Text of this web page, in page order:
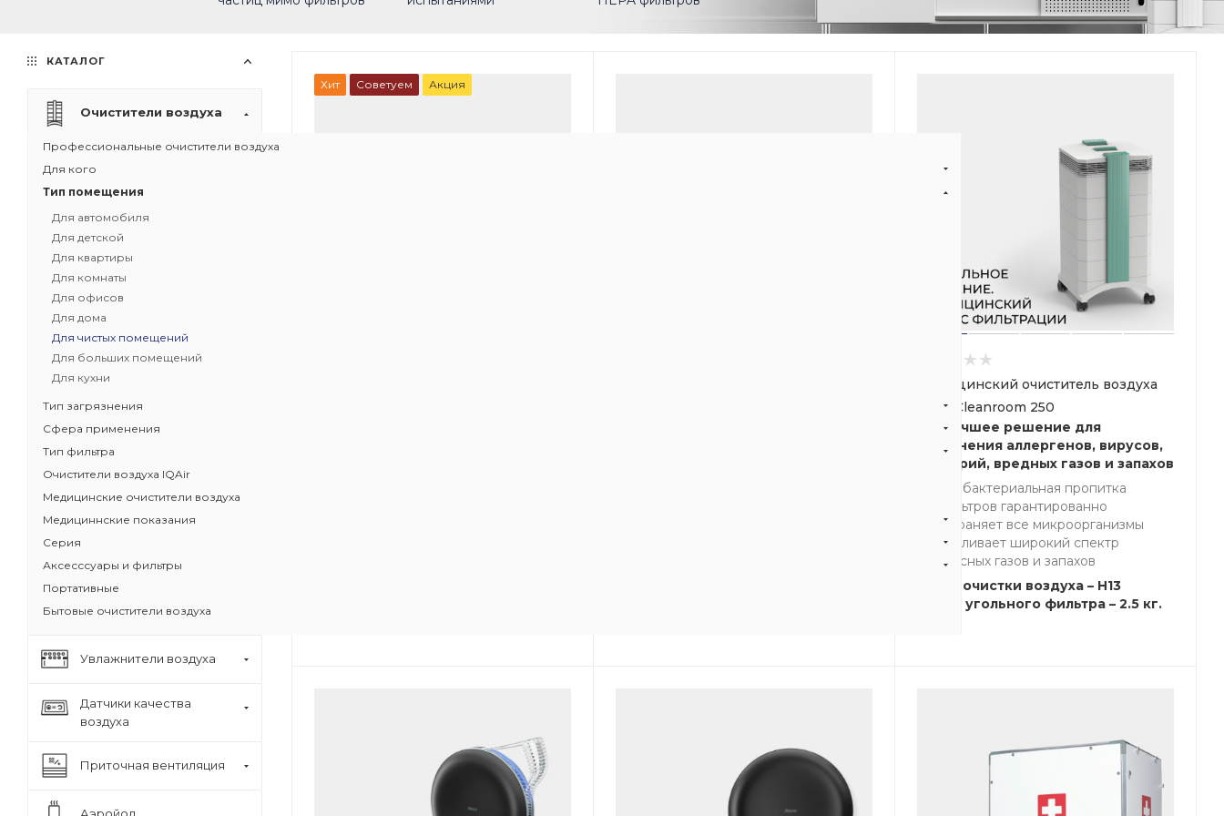
Хит Советуем Акция
Медицинский очиститель воздуха
IQAir Cleanroom 250
Наилучшее решение для
устранения аллергенов, вирусов,
бактерий, вредных газов и запахов
Антибактериальная пропитка
фильтров гарантированно
устраняет все микроорганизмы
Улавливает широкий спектр
опасных газов и запахов
Класс очистки воздуха – H13
Масса угольного фильтра – 2.5 кг.
КАТАЛОГ
Очистители воздуха
Профессиональные очистители воздуха
Для кого
Тип помещения
Для автомобиля
Для детской
Для квартиры
Для комнаты
Для офисов
Для дома
Для чистых помещений
Для больших помещений
Для кухни
Тип загрязнения
Сфера применения
Тип фильтра
Очистители воздуха IQAir
Медицинские очистители воздуха
Медициннские показания
Серия
Аксесссуары и фильтры
Портативные
Бытовые очистители воздуха
Увлажнители воздуха
Датчики качества
воздуха
Приточная вентиляция